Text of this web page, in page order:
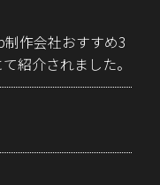
作会社おすすめ3
紹介されました。